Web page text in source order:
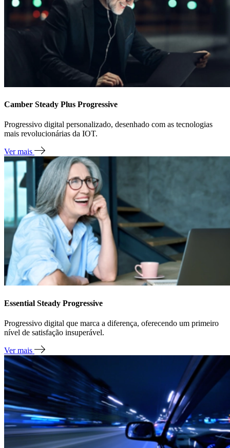
Camber Steady Plus Progressive
Progressivo digital personalizado, desenhado com as tecnologias
mais revolucionárias da IOT.
Ver mais
Essential Steady Progressive
Progressivo digital que marca a diferença, oferecendo um primeiro
nível de satisfação insuperável.
Ver mais